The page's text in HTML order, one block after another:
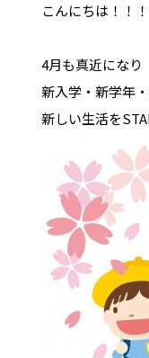
こんにちは！！
4月も真近になり
新入学・新学年
新しい生活を